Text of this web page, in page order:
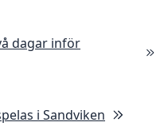
dagar inför
i Sandviken